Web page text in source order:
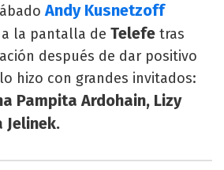
Andy Kusnetzoff
a la pantalla de Telefe tras
después de dar positivo
hizo con grandes invitados:
Pampita Ardohain, Lizy
Jelinek.